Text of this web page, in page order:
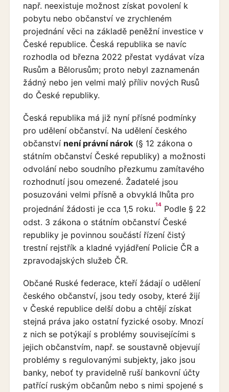
např. neexistuje možnost získat povolení k
pobytu nebo občanství ve zrychleném
projednání věci na základě peněžní investice v
České republice. Česká republika se navíc
rozhodla od března 2022 přestat vydávat víza
Rusům a Bělorusům; proto nebyl zaznamenán
žádný nebo jen velmi malý příliv nových Rusů
do České republiky.
Česká republika má již nyní přísné podmínky
pro udělení občanství. Na udělení českého
občanství není právní nárok(§ 12 zákona o
státním občanství České republiky) a možnosti
odvolání nebo soudního přezkumu zamítavého
rozhodnutí jsou omezené. Žadatelé jsou
posuzováni velmi přísně a obvyklá lhůta pro
projednání žádosti je cca 1,5 roku.14Podle § 22
odst. 3 zákona o státním občanství České
republiky je povinnou součástí řízení čistý
trestní rejstřík a kladné vyjádření Policie ČR a
zpravodajských služeb ČR.
Občané Ruské federace, kteří žádají o udělení
českého občanství, jsou tedy osoby, které žijí
v České republice delší dobu a chtějí získat
stejná práva jako ostatní fyzické osoby. Mnozí
z nich se potýkají s problémy souvisejícími s
jejich občanstvím, např. se soustavně objevují
problémy s regulovanými subjekty, jako jsou
banky, neboť ty pravidelně ruší bankovní účty
patřící ruským občanům nebo s nimi spojené s